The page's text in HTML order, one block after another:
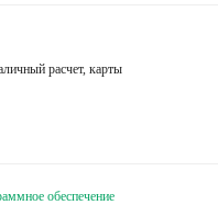
расчет, карты
обеспечение